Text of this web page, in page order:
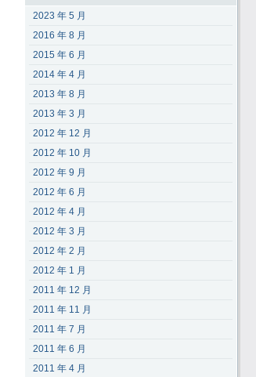
2023 年 5 月
2016 年 8 月
2015 年 6 月
2014 年 4 月
2013 年 8 月
2013 年 3 月
2012 年 12 月
2012 年 10 月
2012 年 9 月
2012 年 6 月
2012 年 4 月
2012 年 3 月
2012 年 2 月
2012 年 1 月
2011 年 12 月
2011 年 11 月
2011 年 7 月
2011 年 6 月
2011 年 4 月